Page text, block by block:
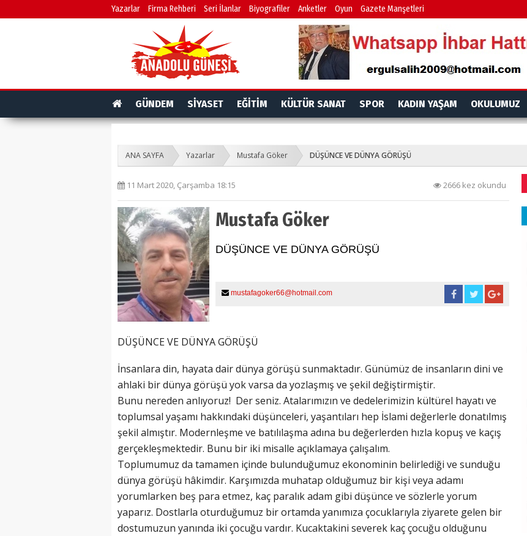
Yazarlar Firma Rehberi Seri İlanlar Biyografiler Anketler Oyun Gazete Manşetleri
GÜNDEM SİYASET EĞİTİM KÜLTÜR SANAT SPOR KADIN YAŞAM OKULUMUZ
ANA SAYFA Yazarlar Mustafa Göker DÜŞÜNCE VE DÜNYA GÖRÜŞÜ
11 Mart 2020, Çarşamba 18:15 2666 kez okundu
Mustafa Göker
DÜŞÜNCE VE DÜNYA GÖRÜŞÜ
mustafagoker66@hotmail.com
DÜŞÜNCE VE DÜNYA GÖRÜŞÜ
İnsanlara din, hayata dair dünya görüşü sunmaktadır. Günümüz de insanların dini ve
ahlaki bir dünya görüşü yok varsa da yozlaşmış ve şekil değiştirmiştir.
Bunu nereden anlıyoruz! Der seniz. Atalarımızın ve dedelerimizin kültürel hayatı ve
toplumsal yaşamı hakkındaki düşünceleri, yaşantıları hep İslami değerlerle donatılmış
şekil almıştır. Modernleşme ve batılılaşma adına bu değerlerden hızla kopuş ve kaçış
gerçekleşmektedir. Bunu bir iki misalle açıklamaya çalışalım.
Toplumumuz da tamamen içinde bulunduğumuz ekonominin belirlediği ve sunduğu
dünya görüşü hâkimdir. Karşımızda muhatap olduğumuz bir kişi veya adamı
yorumlarken beş para etmez, kaç paralık adam gibi düşünce ve sözlerle yorum
yaparız. Dostlarla oturduğumuz bir ortamda yanımıza çocuklarıyla ziyarete gelen bir
dostumuzun yanında iki çocuğu vardır. Kucaktakini severek kaç çocuğu olduğunu